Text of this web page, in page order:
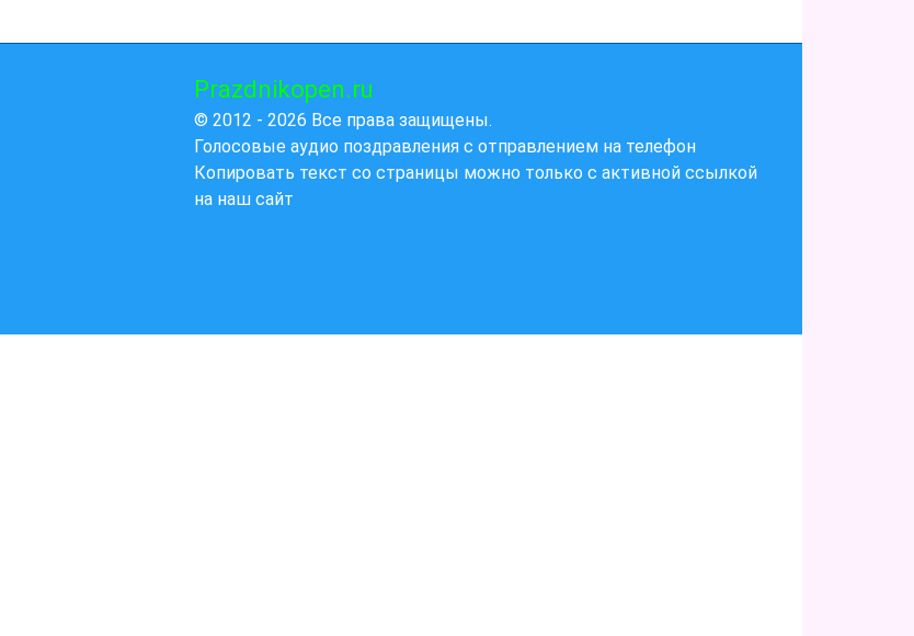
Prazdnikopen.ru
© 2012 - 2026 Все права защищены.
Голосовые аудио поздравления с отправлением на телефон
Копировать текст со страницы можно только с активной ссылкой
на наш сайт